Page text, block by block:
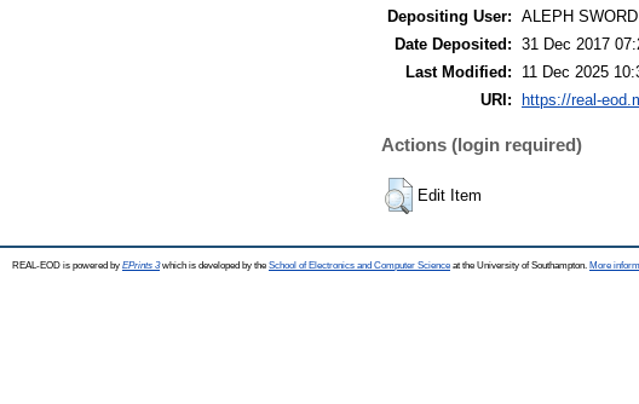
Depositing User: ALEPH SWORD
Date Deposited: 31 Dec 2017
Last Modified:
11 Dec 2025
URI:
https://real-
Actions (login required)
Edit Item
REAL-EOD is powered by EPrints 3which is developed by the School of Electronics and Computer Science at the University of Southampton. More